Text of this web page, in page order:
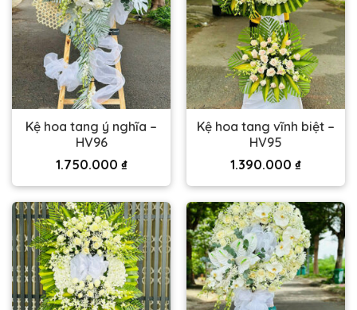
Kệ hoa tang ý nghĩa –
HV96
1.750.000 ₫
Kệ hoa tang vĩnh biệt –
HV95
1.390.000 ₫